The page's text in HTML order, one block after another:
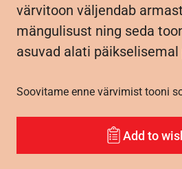
värvitoon väljendab
mängulisust ning seda
asuvad alati päikselisemal
Soovitame enne värvimist tooni
Add to